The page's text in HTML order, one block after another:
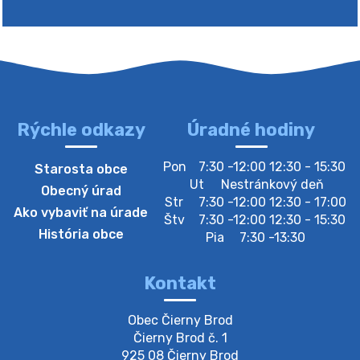
4. augusta 2026 10:05
Zberný dvor-Gyűjtőudvar
Oznamujeme obyvateľom, že v stredu 05. augusta
bude zberný dvor zatvorený. Értesítjük a lakosokat,
hogy szerdán augusztus 05-én a gyűjtőudvar zárva
lesz https://ciernybrod.sk?p=214…
Zber separovaného odpadu plastu-
Szeparált műanya…
Oznamujeme obyvateľom, že v stredu 05. augusta
Rýchle odkazy
Starosta obce
Obecný úrad
Ako vybaviť na úrade
História obce
Úradné hodiny
Pon
7:30 -12:00 12:30 - 15:30
Ut
Nestránkový deň
Str
7:30 -12:00 12:30 - 17:00
Štv
7:30 -12:00 12:30 - 15:30
Pia
7:30 -13:30
Kontakt
Obec Čierny Brod
Čierny Brod č. 1
925 08 Čierny Brod